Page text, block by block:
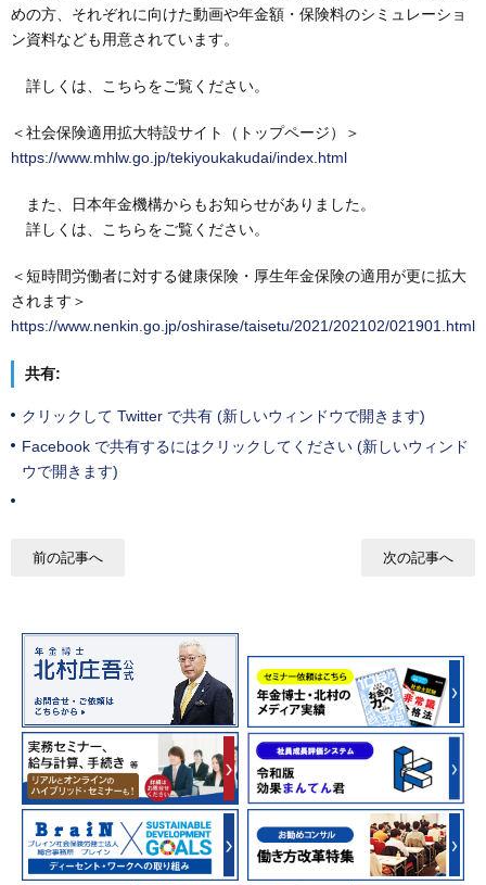
めの方、それぞれに向けた動画や年金額・保険料のシミュレーショ
ン資料なども用意されています。
詳しくは、こちらをご覧ください。
＜社会保険適用拡大特設サイト（トップページ）＞
https://www.mhlw.go.jp/tekiyoukakudai/index.html
また、日本年金機構からもお知らせがありました。
詳しくは、こちらをご覧ください。
＜短時間労働者に対する健康保険・厚生年金保険の適用が更に拡大
されます＞
https://www.nenkin.go.jp/oshirase/taisetu/2021/202102/021901.html
共有:
クリックして Twitter で共有 (新しいウィンドウで開きます)
Facebook で共有するにはクリックしてください (新しいウィンド
ウで開きます)
前の記事へ 次の記事へ